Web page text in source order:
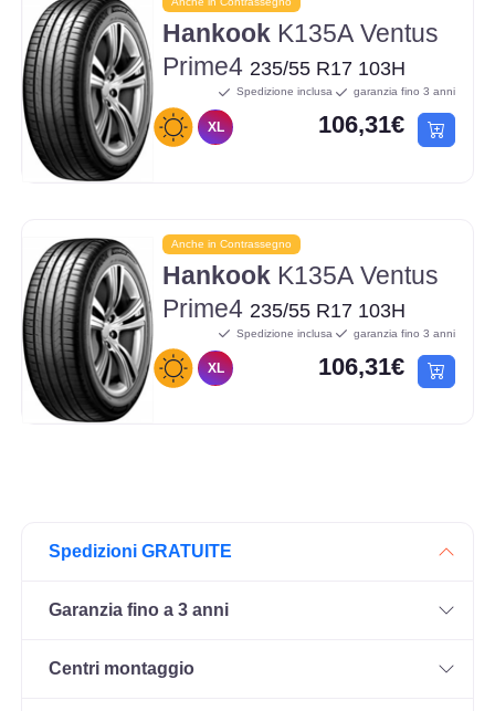
Hankook K135A Ventus
Prime4 235/55 R17 103H
XL
Spedizione inclusa garanzia fino 3 anni
106,31€
Anche in Contrassegno
Hankook K135A Ventus
Prime4 235/55 R17 103H
XL
Spedizione inclusa garanzia fino 3 anni
106,31€
Spedizioni GRATUITE
Garanzia fino a 3 anni
Centri montaggio